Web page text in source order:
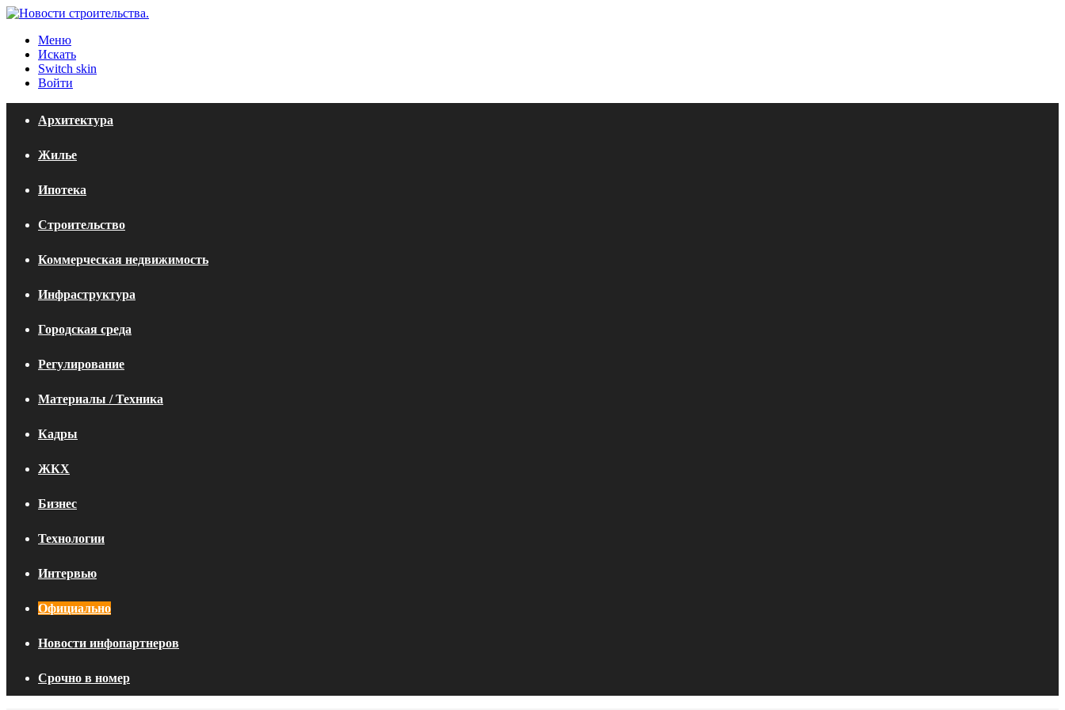
Меню
Искать
Switch skin
Войти
Архитектура
Жилье
Ипотека
Строительство
Коммерческая недвижимость
Инфраструктура
Городская среда
Регулирование
Материалы / Техника
Кадры
ЖКХ
Бизнес
Технологии
Интервью
Официально
Новости инфопартнеров
Срочно в номер